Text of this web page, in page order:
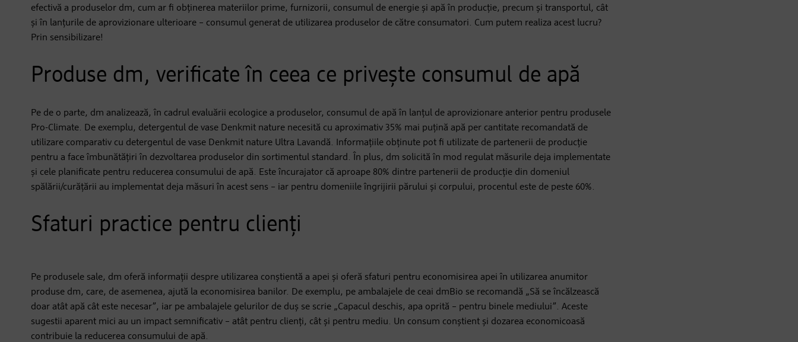
efectivă a produselor dm, cum ar fi obținerea materiilor prime, furnizorii, consumul de energie și apă în producție, precum și transportul, cât
și în lanțurile de aprovizionare ulterioare – consumul generat de utilizarea produselor de către consumatori. Cum putem realiza acest lucru?
Prin sensibilizare!
Produse dm, verificate în ceea ce privește consumul de apă
Pe de o parte, dm analizează, în cadrul evaluării ecologice a produselor, consumul de apă în lanțul de aprovizionare anterior pentru produsele
Pro-Climate. De exemplu, detergentul de vase Denkmit nature necesită cu aproximativ 35% mai puțină apă per cantitate recomandată de
utilizare comparativ cu detergentul de vase Denkmit nature Ultra Lavandă. Informațiile obținute pot fi utilizate de partenerii de producție
pentru a face îmbunătățiri în dezvoltarea produselor din sortimentul standard. În plus, dm solicită în mod regulat măsurile deja implementate
și cele planificate pentru reducerea consumului de apă. Este încurajator că aproape 80% dintre partenerii de producție din domeniul
spălării/curățării au implementat deja măsuri în acest sens – iar pentru domeniile îngrijirii părului și corpului, procentul este de peste 60%.
Sfaturi practice pentru clienți
Pe produsele sale, dm oferă informații despre utilizarea conștientă a apei și oferă sfaturi pentru economisirea apei în utilizarea anumitor
produse dm, care, de asemenea, ajută la economisirea banilor. De exemplu, pe ambalajele de ceai dmBio se recomandă „Să se încălzească
doar atât apă cât este necesar”, iar pe ambalajele gelurilor de duș se scrie „Capacul deschis, apa oprită – pentru binele mediului”. Aceste
sugestii aparent mici au un impact semnificativ – atât pentru clienți, cât și pentru mediu. Un consum conștient și dozarea economicoasă
contribuie la reducerea consumului de apă.